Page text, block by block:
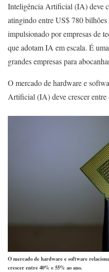
Inteligência Artificial (IA) deve
atingindo entre US$ 780
impulsionado por empresas de
que adotam IA em escala. É
grandes empresas para
O mercado de hardware e
Artificial (IA) deve crescer entre
O mercado de hardware e software
crescer entre 40% e 55% ao ano.